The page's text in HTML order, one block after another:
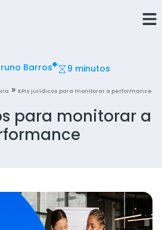
Barros 9 minutos
» KPIs jurídicos para monitorar a performance
para monitorar a